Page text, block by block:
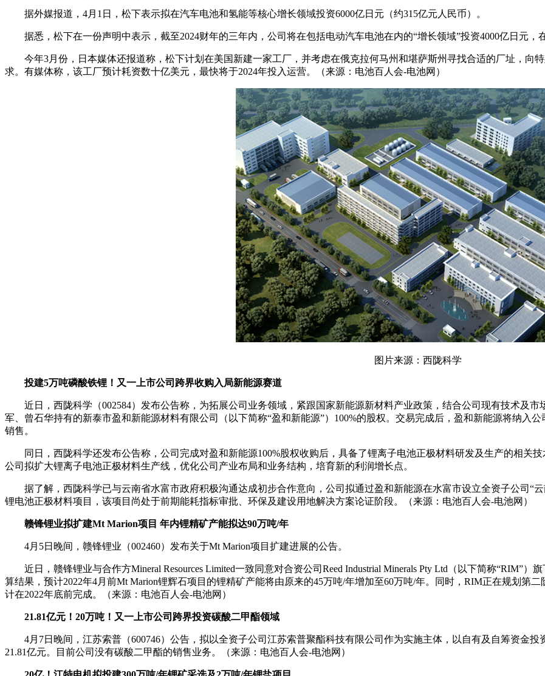
据外媒报道，4月1日，松下表示拟在汽车电池和氢能等核心增长领域投资6000亿日元（约315亿元人民币）。
据悉，松下在一份声明中表示，截至2024财年的三年内，公司将在包括电动汽车电池在内的“增长领域”投资4000亿日元，
今年3月份，日本媒体还报道称，松下计划在美国新建一家工厂，并考虑在俄克拉何马州和堪萨斯州寻找合适的厂址，向
求。有媒体称，该工厂预计耗资数十亿美元，最快将于2024年投入运营。（来源：电池百人会-电池网）
图片来源：西陇科学
投建5万吨磷酸铁锂！又一上市公司跨界收购入局新能源赛道
近日，西陇科学（002584）发布公告称，为拓展公司业务领域，紧跟国家新能源新材料产业政策，结合公司现有技术及
军、曾石华持有的新泰市盈和新能源材料有限公司（以下简称“盈和新能源”）100%的股权。交易完成后，盈和新能源将纳入
销售。
同日，西陇科学还发布公告称，公司完成对盈和新能源100%股权收购后，具备了锂离子电池正极材料研发及生产的相关
公司拟扩大锂离子电池正极材料生产线，优化公司产业布局和业务结构，培育新的利润增长点。
据了解，西陇科学已与云南省水富市政府积极沟通达成初步合作意向，公司拟通过盈和新能源在水富市设立全资子公司“
锂电池正极材料项目，该项目尚处于前期能耗指标审批、环保及建设用地解决方案论证阶段。（来源：电池百人会-电池网）
赣锋锂业拟扩建Mt Marion项目 年内锂精矿产能拟达90万吨/年
4月5日晚间，赣锋锂业（002460）发布关于Mt Marion项目扩建进展的公告。
近日，赣锋锂业与合作方Mineral Resources Limited一致同意对合资公司Reed Industrial Minerals Pty Ltd（以下简称“RIM”
算结果，预计2022年4月前Mt Marion锂辉石项目的锂精矿产能将由原来的45万吨/年增加至60万吨/年。同时，RIM正在规划第
计在2022年底前完成。（来源：电池百人会-电池网）
21.81亿元！20万吨！又一上市公司跨界投资碳酸二甲酯领域
4月7日晚间，江苏索普（600746）公告，拟以全资子公司江苏索普聚酯科技有限公司作为实施主体，以自有及自筹资金
21.81亿元。目前公司没有碳酸二甲酯的销售业务。（来源：电池百人会-电池网）